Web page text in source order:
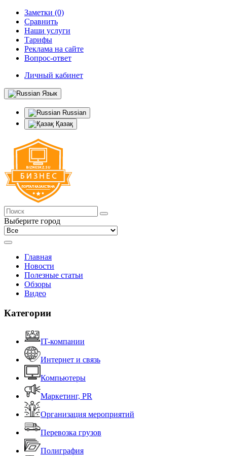
Заметки (0)
Сравнить
Наши услуги
Тарифы
Реклама на сайте
Вопрос-ответ
Личный кабинет
Язык
Russian
Қазақ
Выберите город
Главная
Новости
Полезные статьи
Обзоры
Видео
Категории
IT-компании
Интернет и связь
Компьютеры
Маркетинг, PR
Организация мероприятий
Перевозка грузов
Полиграфия